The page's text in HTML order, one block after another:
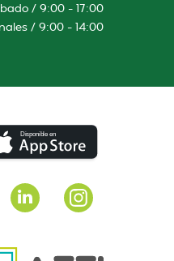
/ 9:00 – 17:00
/ 9:00 – 14:00